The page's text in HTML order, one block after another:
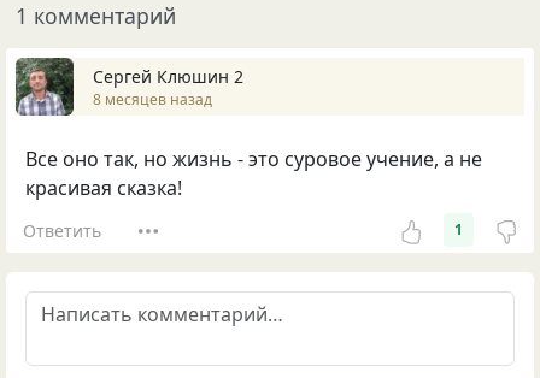
1 комментарий
Сергей Клюшин 2
8 месяцев назад
Все оно так, но жизнь - это суровое учение, а не
красивая сказка!
Ответить 1